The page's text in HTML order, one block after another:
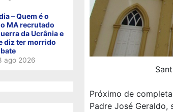
– Quem é o
MA recrutado
da Ucrânia e
diz ter morrido
ago 2026
Próximo de
Padre José